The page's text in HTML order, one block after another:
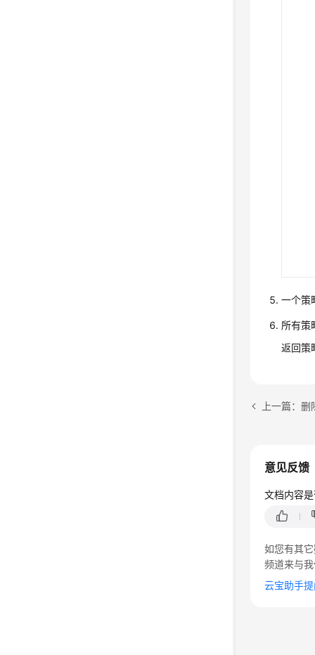
一个策
所有策
返回策
上一篇：
意见反馈
文档内容
如您有其
频道来与
云宝助手